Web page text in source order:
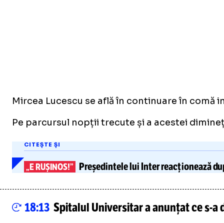
Mircea Lucescu se află în continuare în comă
Pe parcursul nopții trecute și a acestei
CITEȘTE ȘI
„E RUȘINOS!” Președintele lui Inter reacționează
18:13 Spitalul Universitar a anunțat ce s-a